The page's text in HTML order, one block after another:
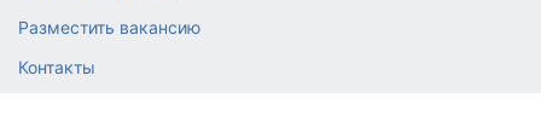
Разместить вакансию
Контакты